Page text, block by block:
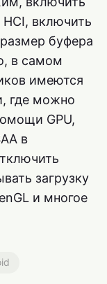
включить
буфера
в самом
имеются
где можно
GPU,
в
загрузку
и многое